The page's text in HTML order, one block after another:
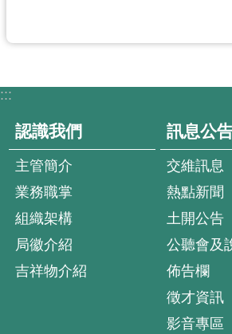
:::
認識我們
主管簡介
業務職掌
組織架構
局徽介紹
吉祥物介紹
訊息公
交維訊息
熱點新聞
土開公告
公聽會及
佈告欄
徵才資訊
影音專區